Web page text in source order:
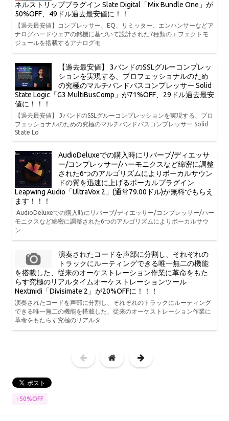
ネルストリッププラグイン Slate Digital「Mix Bundle One」が
50%OFF、49ドル過去最安値に！！
【過去最安値】コンプレッサー、EQ、リミッター、エンハンサーなどア
ナログハードウェアの銘機に基づいて設計された7種類のエフェクトモ
ジュールを搭載するアナログモ
【過去最安値】 3バンドのSSLグルーコンプレッ
ションを実現する、プロフェッショナルのため
の究極のマルチバンドバスコンプレッサー Solid
State Logic「G3 MultiBusComp」が71%OFF、29ドル過去最安
値に！！！
【過去最安値】 3バンドのSSLグルーコンプレッションを実現する、プロ
フェッショナルのための究極のマルチバンドバスコンプレッサー Solid
State Lo
AudioDeluxeでの購入時にリバーブ/ディエッサ
ー/コンプレッサー/ハーモニクスなど綿密に調整
された6つのアルゴリズムによりボーカルサウン
ドの質を迅速に上げるボーカルプラグイン
Leapwing Audio「UltraVox 2」(通常79.00ドル)が無料でもらえ
ます！！！
AudioDeluxeでの購入時にリバーブ/ディエッサー/コンプレッサー/ハー
モニクスなど綿密に調整された6つのアルゴリズムによりボーカルサウ
ン
演奏されたコードを声部に分割し、それぞれの
トラックにルーティングできる唯一無二の機能
を搭載した、従来のオーケストレーション作業に革命をもた
らす究極のリアルタイムオーケストレーションツール
Nextmidi「Divisimate 2」が20%OFFに！！！
演奏されたコードを声部に分割し、それぞれのトラックにルーティング
できる唯一無二の機能を搭載した、従来のオーケストレーション作業に
革命をもたらす究極のリアルタ
↑50%OFF